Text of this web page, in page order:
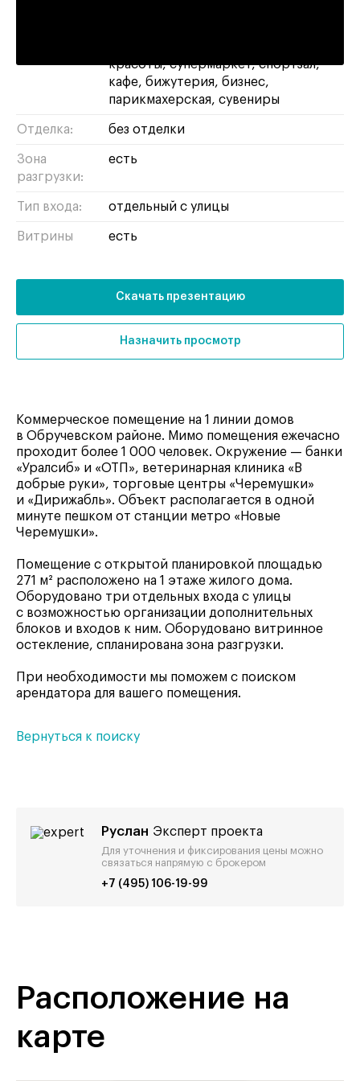
красоты супермаркет спортзал
кафе бижутерия бизнес
парикмахерская сувениры
Отделка: без отделки
Зона
разгрузки:
есть
Тип входа: отдельный с улицы
Витрины есть
Скачать презентацию
Назначить просмотр
Коммерческое помещение на 1 линии домов
в Обручевском районе. Мимо помещения ежечасно
проходит более 1 000 человек. Окружение — банки
«Уралсиб» и «ОТП», ветеринарная клиника «В
добрые руки», торговые центры «Черемушки»
и «Дирижабль». Объект располагается в одной
минуте пешком от станции метро «Новые
Черемушки».
Помещение с открытой планировкой площадью
271 м² расположено на 1 этаже жилого дома.
Оборудовано три отдельных входа с улицы
с возможностью организации дополнительных
блоков и входов к ним. Оборудовано витринное
остекление, спланирована зона разгрузки.
При необходимости мы поможем с поиском
арендатора для вашего помещения.
Вернуться к поиску
Руслан Эксперт проекта
Для уточнения и фиксирования цены можно
связаться напрямую с брокером
+7 (495) 106-19-99
Расположение на
карте